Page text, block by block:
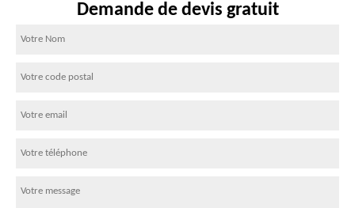
Demande de devis gratuit